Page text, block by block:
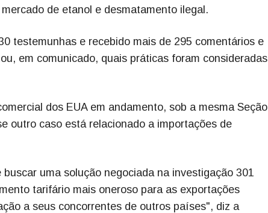
de etanol e desmatamento ilegal.
testemunhas e recebido mais de 295 comentários e
em comunicado, quais práticas foram consideradas
dos EUA em andamento, sob a mesma Seção
outro caso está relacionado a importações de
uma solução negociada na investigação 301
tarifário mais oneroso para as exportações
a seus concorrentes de outros países", diz a